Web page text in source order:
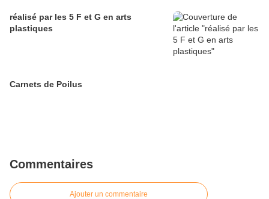
réalisé par les 5 F et G en arts
plastiques
Carnets de Poilus
Commentaires
Ajouter un commentaire